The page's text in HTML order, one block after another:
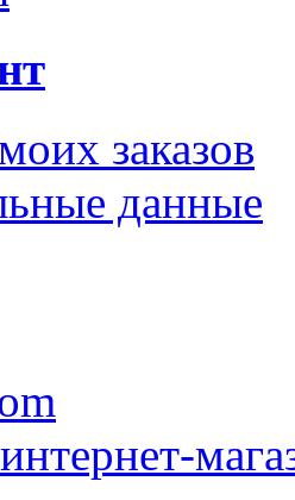
заказов
данные